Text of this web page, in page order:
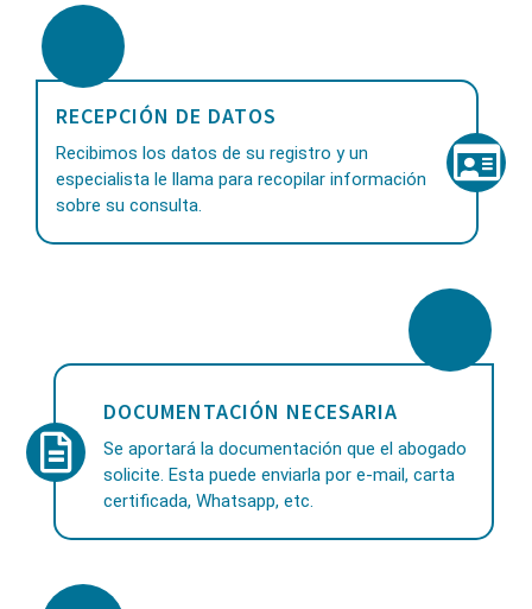
RECEPCIÓN DE DATOS
Recibimos los datos de su registro y un
especialista le llama para recopilar información
sobre su consulta.
DOCUMENTACIÓN NECESARIA
Se aportará la documentación que el abogado
solicite. Esta puede enviarla por e-mail, carta
certificada, Whatsapp, etc.